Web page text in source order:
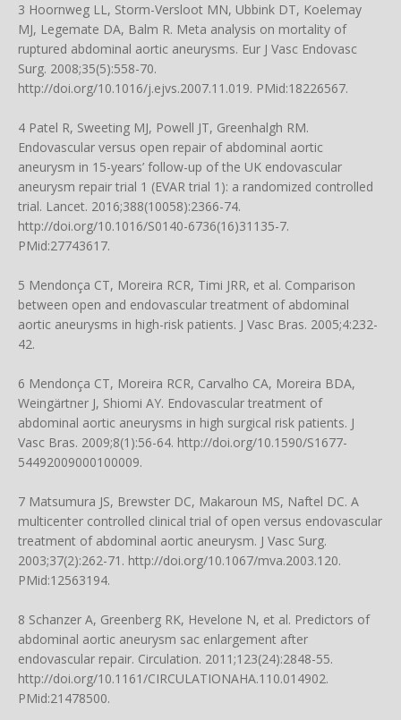
3 Hoornweg LL, Storm-Versloot MN, Ubbink DT, Koelemay
MJ, Legemate DA, Balm R. Meta analysis on mortality of
ruptured abdominal aortic aneurysms. Eur J Vasc Endovasc
Surg. 2008;35(5):558-70.
http://doi.org/10.1016/j.ejvs.2007.11.019. PMid:18226567.
4 Patel R, Sweeting MJ, Powell JT, Greenhalgh RM.
Endovascular versus open repair of abdominal aortic
aneurysm in 15-years’ follow-up of the UK endovascular
aneurysm repair trial 1 (EVAR trial 1): a randomized controlled
trial. Lancet. 2016;388(10058):2366-74.
http://doi.org/10.1016/S0140-6736(16)31135-7.
PMid:27743617.
5 Mendonça CT, Moreira RCR, Timi JRR, et al. Comparison
between open and endovascular treatment of abdominal
aortic aneurysms in high-risk patients. J Vasc Bras. 2005;4:232-
42.
6 Mendonça CT, Moreira RCR, Carvalho CA, Moreira BDA,
Weingärtner J, Shiomi AY. Endovascular treatment of
abdominal aortic aneurysms in high surgical risk patients. J
Vasc Bras. 2009;8(1):56-64. http://doi.org/10.1590/S1677-
54492009000100009.
7 Matsumura JS, Brewster DC, Makaroun MS, Naftel DC. A
multicenter controlled clinical trial of open versus endovascular
treatment of abdominal aortic aneurysm. J Vasc Surg.
2003;37(2):262-71. http://doi.org/10.1067/mva.2003.120.
PMid:12563194.
8 Schanzer A, Greenberg RK, Hevelone N, et al. Predictors of
abdominal aortic aneurysm sac enlargement after
endovascular repair. Circulation. 2011;123(24):2848-55.
http://doi.org/10.1161/CIRCULATIONAHA.110.014902.
PMid:21478500.